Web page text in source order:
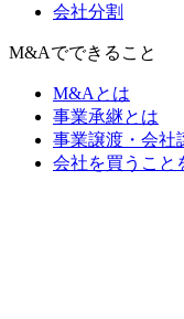
会社分割
M&Aでできること
M&Aとは
事業承継とは
事業譲渡・会社
会社を買うこと